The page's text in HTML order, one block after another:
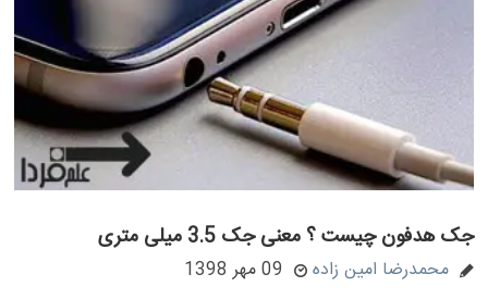
جک هدفون چیست ؟ معنی جک 3.5 میلی متری
محمدرضا امین زاده 09 مهر 1398